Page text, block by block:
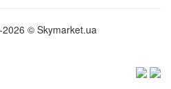
© Skymarket.ua